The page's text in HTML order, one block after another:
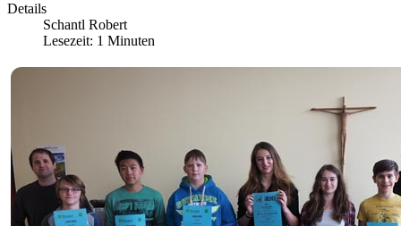
Details
Schantl Robert
Lesezeit: 1 Minuten